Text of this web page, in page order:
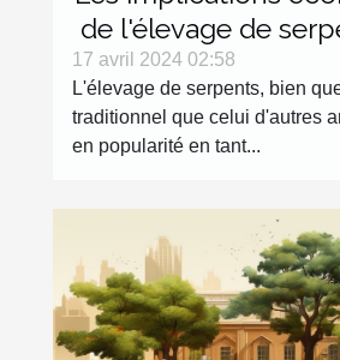
de l'élevage de
la consommation
17 avril 2024 02:58
L'élevage de serpents, bien
traditionnel que celui d'autres
en popularité en tant...